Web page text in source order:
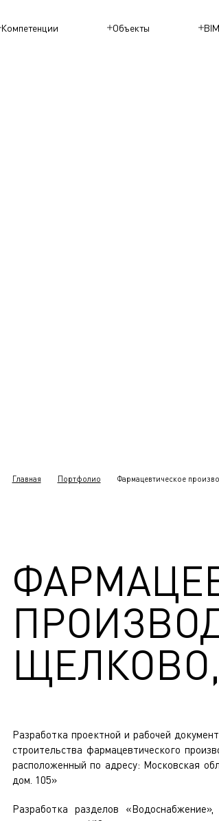
Компетенции Объекты
Главная Портфолио Фармацевтическое
Разработка проектной и рабочей
строительства фармацевтического
расположенный по адресу: Московская
дом. 105»
Разработка разделов